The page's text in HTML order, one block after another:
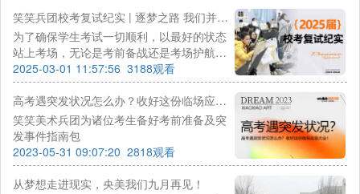
笑笑兵团校考复试纪实 | 逐梦之路 我们并肩同行！
为了确保学生考试一切顺利，以最好的状态
站上考场，无论是考前备战还是考场护航，
笑笑用专业与温度，为每一位小兵铺就通往
梦想的坚实道路，不辜负每一份信任与期
待。
2025-03-01 11:57:56 3188观看
高考遇突发状况怎么办？收好这份临场应急大全！
​笑笑美术兵团为诸位考生备好考前准备及突
发事件指南包
2023-05-31 09:07:20 2818观看
从梦想走进现实，央美我们九月再见！